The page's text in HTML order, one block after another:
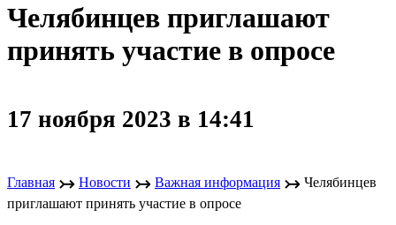
Челябинцев приглашают
принять участие в опросе
17 ноября 2023 в 14:41
Главная ↣ Новости ↣ Важная информация ↣ Челябинцев
приглашают принять участие в опросе